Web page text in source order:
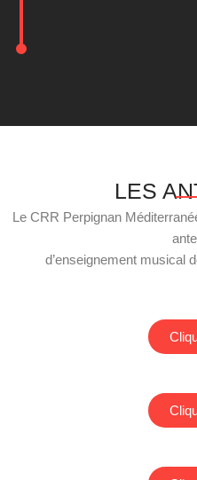
LES
Le CRR Perpignan
d’enseignement musical